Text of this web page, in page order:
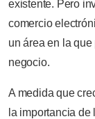
existente. Pero
comercio
un área en la
negocio.
A medida que
la importancia